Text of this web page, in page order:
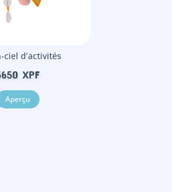
ciel d’activités
XPF
Aperçu